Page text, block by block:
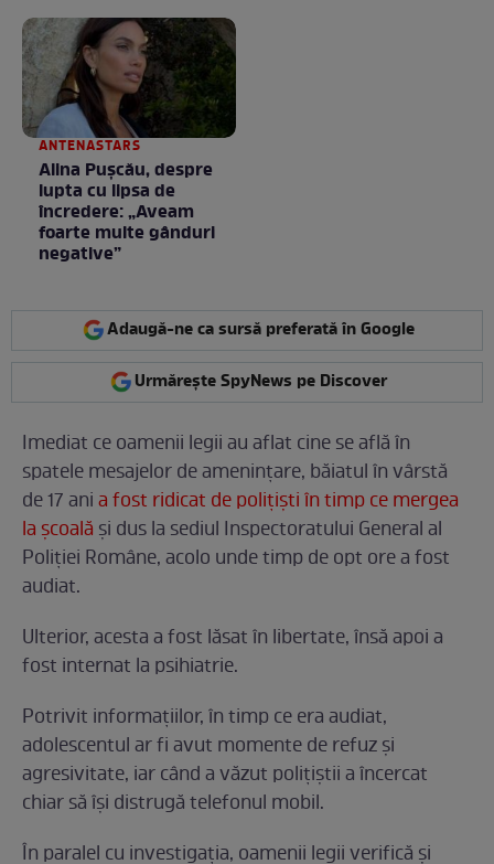
ANTENASTARS
Alina Pușcău, despre
lupta cu lipsa de
încredere: „Aveam
foarte multe gânduri
negative”
Adaugă-ne ca sursă preferată în Google
Urmărește SpyNews pe Discover
Imediat ce oamenii legii au aflat cine se află în
spatele mesajelor de amenințare, băiatul în vârstă
de 17 ania fost ridicat de polițiști în timp ce mergea
la școală și dus la sediul Inspectoratului General al
Poliției Române, acolo unde timp de opt ore a fost
audiat.
Ulterior, acesta a fost lăsat în libertate, însă apoi a
fost internat la psihiatrie.
Potrivit informațiilor, în timp ce era audiat,
adolescentul ar fi avut momente de refuz și
agresivitate, iar când a văzut polițiștii a încercat
chiar să își distrugă telefonul mobil.
În paralel cu investigația, oamenii legii verifică și